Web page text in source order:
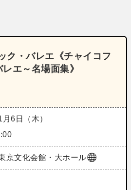
ク・バレエ《チャイコフ
エ～名場面集》
6日（木）
京文化会館・大ホール